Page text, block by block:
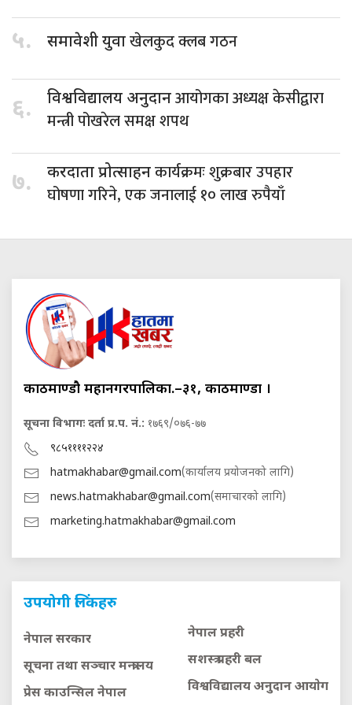
५. समावेशी युवाखेलकुद क्लब गठन
६. विश्वविद्यालय अनुदानआयोगका अध्यक्ष केसीद्वारा
मन्त्री पोखरेल समक्ष शपथ
७. करदाता प्रोत्साहनकार्यक्रमः शुक्रबार उपहार
घोषणा गरिने, एक जनालाई १० लाख रुपैयाँ
काठमाण्डौ महानगरपालिका.–३१, काठमाण्डौं ।
सूचना विभागः दर्ता प्र.प. नं.: १७६९/०७६-७७
९८५११११२२४
hatmakhabar@gmail.com(कार्यालय प्रयोजनको लागि)
news.hatmakhabar@gmail.com(समाचारको लागि)
marketing.hatmakhabar@gmail.com
उपयोगी लिंकहरु
नेपाल सरकार
सूचना तथा सञ्चार मन्त्रालय
प्रेस काउन्सिल नेपाल
नेपाल प्रहरी
सशस्त्र प्रहरी बल
विश्वविद्यालय अनुदान आयाेग